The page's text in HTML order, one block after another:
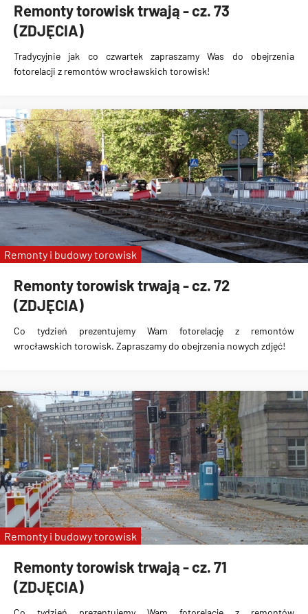
Remonty torowisk trwają - cz. 73
(ZDJĘCIA)
Tradycyjnie jak co czwartek zapraszamy Was do obejrzenia
fotorelacji z remontów wrocławskich torowisk!
Remonty torowisk trwają - cz. 72
(ZDJĘCIA)
Co tydzień prezentujemy Wam fotorelację z remontów
wrocławskich torowisk. Zapraszamy do obejrzenia nowych zdjęć!
Remonty i budowy torowisk
Remonty torowisk trwają - cz. 71
(ZDJĘCIA)
Remonty i budowy torowisk